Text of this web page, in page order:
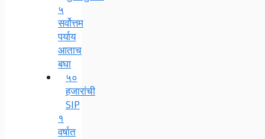
५
सर्वोत्तम
पर्याय
आताच
बघा
५०
हजारांची
SIP
१
वर्षात